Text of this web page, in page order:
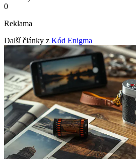
0
Reklama
Další články z Kód Enigma